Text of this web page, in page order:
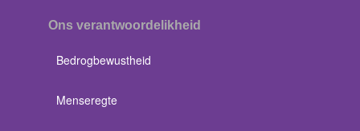
Ons verantwoordelikheid
Bedrogbewustheid
Menseregte